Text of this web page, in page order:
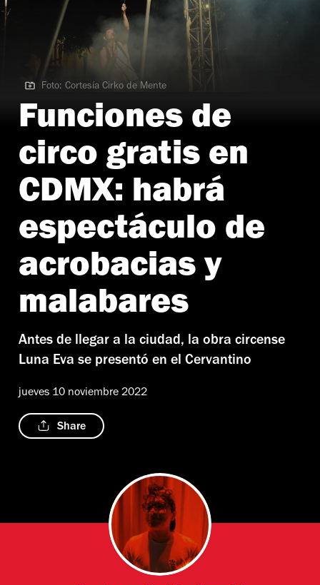
Foto: Cortesía Cirko de Mente
Foto: Cortesía Cirko de Mente
Funciones de
circo gratis en
CDMX: habrá
espectáculo de
acrobacias y
malabares
Antes de llegar a la ciudad, la obra circense
Luna Eva se presentó en el Cervantino
jueves 10 noviembre 2022
Share